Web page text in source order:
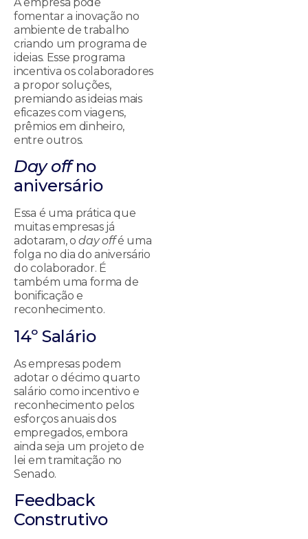
fomentar a inovação no
ambiente de trabalho
criando um programa de
ideias. Esse programa
incentiva os colaboradores
a propor soluções,
premiando as ideias mais
eficazes com viagens,
prêmios em dinheiro,
entre outros.
Day offno
aniversário
Essa é uma prática que
muitas empresas já
adotaram, oday offé uma
folga no dia do aniversário
do colaborador. É
também uma forma de
bonificação e
reconhecimento.
14º Salário
As empresas podem
adotar o décimo quarto
salário como incentivo e
reconhecimento pelos
esforços anuais dos
empregados, embora
ainda seja um projeto de
lei em tramitação no
Senado.
Feedback
Construtivo